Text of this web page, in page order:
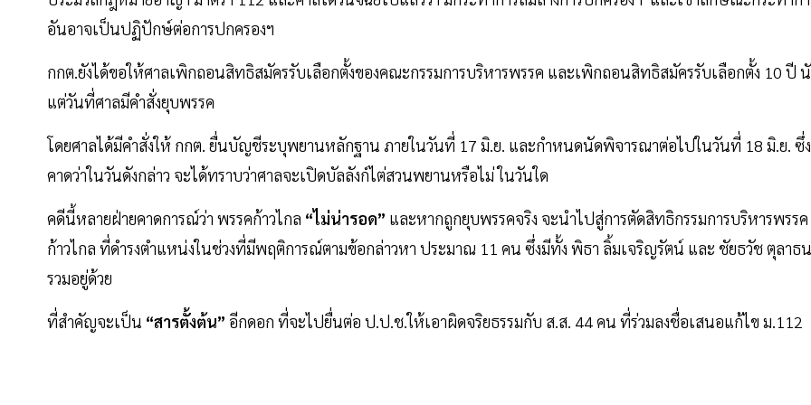
อันอาจเป็นปฏิปักษ์ต่อการปกครองฯ
กกต.ยังได้ขอให้ศาลเพิกถอนสิทธิสมัครรับเลือกตั้งของคณะกรรมการบริหารพรรค และเพิกถอนสิทธิสมัครรับเลือกตั้ง 10 ปี
แต่วันที่ศาลมีคำสั่งยุบพรรค
โดยศาลได้มีคำสั่งให้ กกต. ยื่นบัญชีระบุพยานหลักฐาน ภายในวันที่ 17 มิ.ย. และกำหนดนัดพิจารณาต่อไปในวันที่ 18 มิ.ย. ซึ่ง
คาดว่าในวันดังกล่าว จะได้ทราบว่าศาลจะเปิดบัลลังก์ไต่สวนพยานหรือไม่ ในวันใด
คดีนี้หลายฝ่ายคาดการณ์ว่า พรรคก้าวไกล “ไม่น่ารอด” และหากถูกยุบพรรคจริง จะนำไปสู่การตัดสิทธิกรรมการบริหารพรรค
ก้าวไกล ที่ดำรงตำแหน่งในช่วงที่มีพฤติการณ์ตามข้อกล่าวหา ประมาณ 11 คน ซึ่งมีทั้ง พิธา ลิ้มเจริญรัตน์ และ ชัยธวัช ตุลาธน
รวมอยู่ด้วย
ที่สำคัญจะเป็น “สารตั้งต้น” อีกดอก ที่จะไปยื่นต่อ ป.ป.ช.ให้เอาผิดจริยธรรมกับ ส.ส. 44 คน ที่ร่วมลงชื่อเสนอแก้ไข ม.112